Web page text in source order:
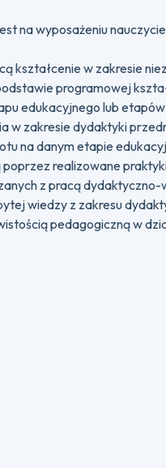
na wyposażeniu
kształcenie w zakresie
programowej
edukacyjnego lub
w zakresie dydaktyki
na danym etapie
realizowane
z pracą
wiedzy z zakresu
pedagogiczną w